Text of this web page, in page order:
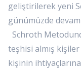
geliştirilerek yeni
günümüzde
Schroth
teşhisi almış
kişinin